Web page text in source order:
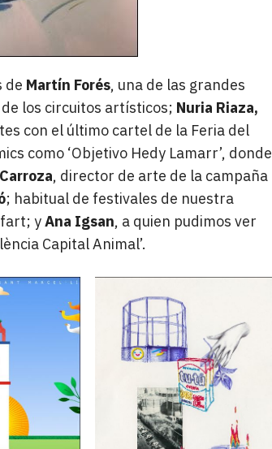
de Martín Forés, una de las grandes
los circuitos artísticos; Nuria Riaza,
con el último cartel de la Feria del
como ‘Objetivo Hedy Lamarr’, donde
, director de arte de la campaña
; habitual de festivales de nuestra
yAna Igsan, a quien pudimos ver
Capital Animal’.